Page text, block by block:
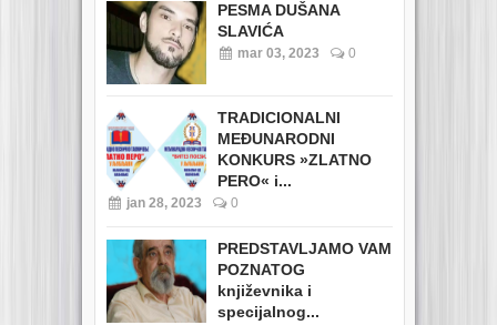
PESMA DUŠANA
SLAVIĆA
mar 03, 2023 0
TRADICIONALNI
MEĐUNARODNI
KONKURS »ZLATNO
PERO« i...
jan 28, 2023 0
PREDSTAVLJAMO VAM
POZNATOG
književnika i
specijalnog...